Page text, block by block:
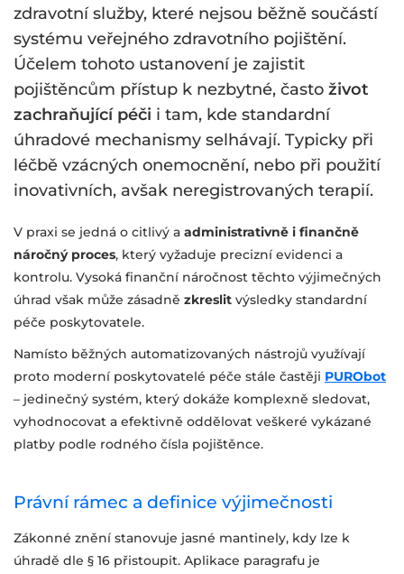
zdravotní služby, které nejsou běžně součástí
systému veřejného zdravotního pojištění.
Účelem tohoto ustanovení je zajistit
pojištěncům přístup k nezbytné, často život
zachraňující péči i tam, kde standardní
úhradové mechanismy selhávají. Typicky při
léčbě vzácných onemocnění, nebo při použití
inovativních, avšak neregistrovaných terapií.
V praxi se jedná o citlivý a administrativně i finančně
náročný proces, který vyžaduje precizní evidenci a
kontrolu. Vysoká finanční náročnost těchto výjimečných
úhrad však může zásadně zkreslit výsledky standardní
péče poskytovatele.
Namísto běžných automatizovaných nástrojů využívají
proto moderní poskytovatelé péče stále častěji PURObot
– jedinečný systém, který dokáže komplexně sledovat,
vyhodnocovat a efektivně oddělovat veškeré vykázané
platby podle rodného čísla pojištěnce.
Právní rámec a definice výjimečnosti
Zákonné znění stanovuje jasné mantinely, kdy lze k
úhradě dle § 16 přistoupit. Aplikace paragrafu je